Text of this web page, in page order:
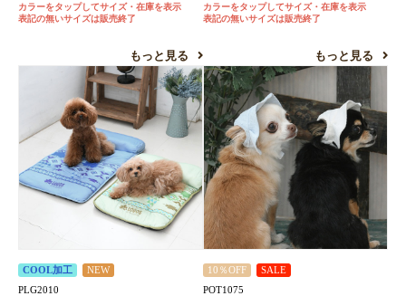
カラーをタップしてサイズ・在庫を表示
表記の無いサイズは販売終了
もっと見る
カラーをタップしてサイズ・在庫を表示
表記の無いサイズは販売終了
もっと見る
COOL加工 NEW
PLG2010
10％OFF SALE
POT1075